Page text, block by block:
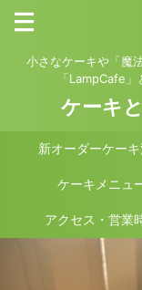
小さなケーキや「魔
「LampCafe
ケーキ
新オーダーケー
ケーキメニュ
アクセス・営業